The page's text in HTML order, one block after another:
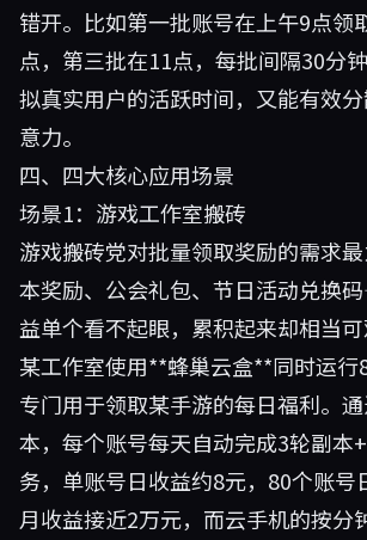
错开。比如第一批账号在上午9点领
点，第三批在11点，每批间隔30分
拟真实用户的活跃时间，又能有效
意力。
四、四大核心应用场景
场景1：游戏工作室搬砖
游戏搬砖党对批量领取奖励的需求
本奖励、公会礼包、节日活动兑换
益单个看不起眼，累积起来却相当可
某工作室使用**蜂巢云盒**同时运行
专门用于领取某手游的每日福利。
本，每个账号每天自动完成3轮副本
务，单账号日收益约8元，80个账号
月收益接近2万元，而云手机的按分